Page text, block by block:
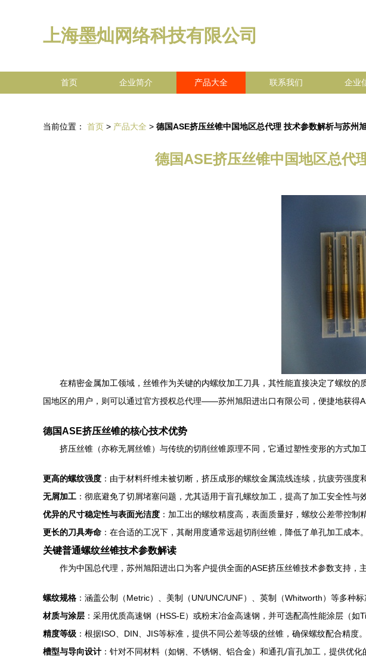
上海墨灿网络科技有限公司
首页 企业简介 产品大全 联系我们 企业
当前位置： 首页 > 产品大全 > 德国ASE挤压丝锥中国地区总代理 技术参数解析与苏州
德国ASE挤压丝锥中国地区总代
在精密金属加工领域，丝锥作为关键的内螺纹加工刀具，其性能直接决定了螺纹
国地区的用户，则可以通过官方授权总代理——苏州旭阳进出口有限公司，便捷地获得
德国ASE挤压丝锥的核心技术优势
挤压丝锥（亦称无屑丝锥）与传统的切削丝锥原理不同，它通过塑性变形的方式加
更高的螺纹强度 ：由于材料纤维未被切断，挤压成形的螺纹金属流线连续，抗疲劳强
无屑加工 ：彻底避免了切屑堵塞问题，尤其适用于盲孔螺纹加工，提高了加工安全性与
优异的尺寸稳定性与表面光洁度 ：加工出的螺纹精度高，表面质量好，螺纹公差带控制精
更长的刀具寿命 ：在合适的工况下，其耐用度通常远超切削丝锥，降低了单孔加工成本。
关键普通螺纹丝锥技术参数解读
作为中国总代理，苏州旭阳进出口为客户提供全面的ASE挤压丝锥技术参数支持，
螺纹规格 ：涵盖公制（Metric）、美制（UN/UNC/UNF）、英制（Whitworth）等多种
材质与涂层 ：采用优质高速钢（HSS-E）或粉末冶金高速钢，并可选配高性能涂层（
精度等级 ：根据ISO、DIN、JIS等标准，提供不同公差等级的丝锥，确保螺纹配合精度。
槽型与导向设计 ：针对不同材料（如钢、不锈钢、铝合金）和通孔/盲孔加工，提供优